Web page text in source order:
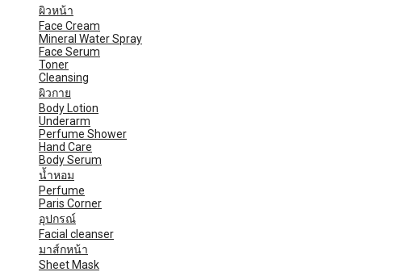
ผิวหน้า
Face Cream
Mineral Water Spray
Face Serum
Toner
Cleansing
ผิวกาย
Body Lotion
Underarm
Perfume Shower
Hand Care
Body Serum
น้ำหอม
Perfume
Paris Corner
อุปกรณ์
Facial cleanser
มาส์กหน้า
Sheet Mask